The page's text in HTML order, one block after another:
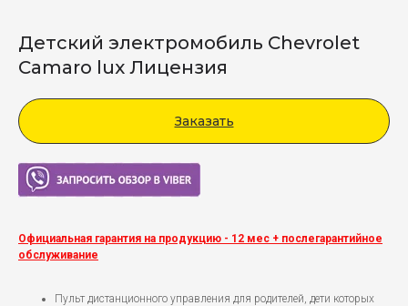
Детский электромобиль Chevrolet
Camaro lux Лицензия
Заказать
Viber
Официальная гарантия на продукцию - 12 мес + послегарантийное
обслуживание
Пульт дистанционного управления для родителей, дети которых